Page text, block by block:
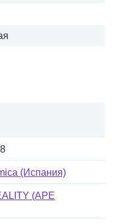
(Испания)
(APE